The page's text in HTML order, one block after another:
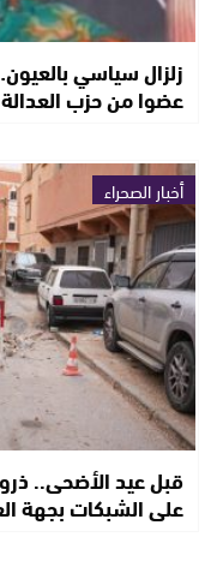
عضوا من حزب العدالة
أخبار الصحراء
قبل عيد الأضحى..
على الشبكات بجهة